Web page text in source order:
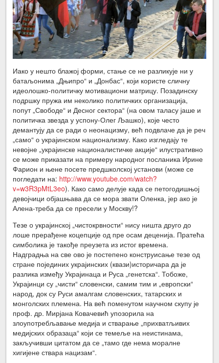
Иако у нешто блажој форми, стање се не разликује ни у
батаљонима „Дњипро“ и „Донбас“, који користе сличну
идеолошко-политичку мотивациони матрицу. Позадинску
подршку пружа им неколико политичких организација,
попут „Свободе“ и Десног сектора“ (на овом таласу јаше и
политичка звезда у успону-Олег Љашко), које често
демантују да се ради о неонацизму, већ подвлаче да је реч
„само“ о украјинском национализму. Како изгледају те
невојне „украјинске националистичке акције“ илустративно
се може приказати на примеру народног посланика Ирине
Фарион и њене посете предшколској установи (може се
погледати на: http://www.youtube.com/watch?
v=w3R3pMtL3eo). Како само делује када се петогодишњој
девојчици објашњава да се мора звати Оленка, јер ако је
Алена-треба да се пресели у Москву!?
Тезе о украјинској „чистокрвности“ нису ништа друго до
лоше прерађене коцепције од пре осам деценија. Пратећа
симболика је такође преузета из истог времена.
Надградња на све ово је постепено конструисање тезе од
стране појединих украјинских (квази)историчара да је
разлика између Украјинаца и Руса „генетска“. Тобоже,
Украјинци су „чисти“ словенски, самим тим и „европски“
народ, док су Руси амалгам словенских, татарских и
монголских племена. На већ поменутом научном скупу је
проф. др. Мирјана Ковачевић упозорила на
злоупотребљавање медија и стварање „прихватљивих
медијских образаца“ који се темеље на неистинама,
закључивши цитатом да се „тамо где нема моралне
хигијене ствара нацизам“.